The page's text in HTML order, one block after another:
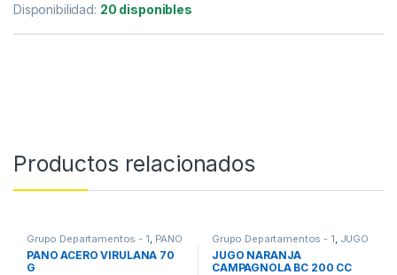
Disponibilidad: 20 disponibles
Productos relacionados
Grupo Departamentos - 1, PANO
ACERO
PANO ACERO VIRULANA 70
G
Grupo Departamentos - 1, JUGO
NARANJA
JUGO NARANJA
CAMPAGNOLA BC 200 CC